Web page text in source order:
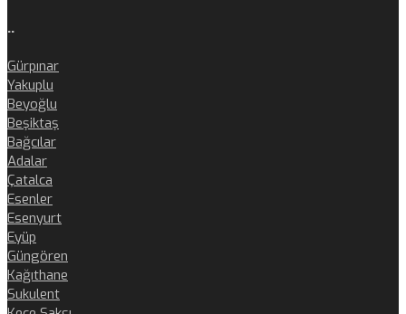
..
Gürpınar
Yakuplu
Beyoğlu
Beşiktaş
Bağcılar
Adalar
Çatalca
Esenler
Esenyurt
Eyüp
Güngören
Kağıthane
Sukulent